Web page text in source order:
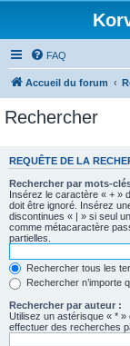
FAQ
Accueil du forum
Rechercher
REQUÊTE DE LA
Rechercher par mots-
Insérez le caractère « + »
doit être ignoré. Insérez
discontinues « | » si seul
comme métacaractère
partielles.
Rechercher tous les
Rechercher n’importe
Rechercher par auteur :
Utilisez un astérisque « *
effectuer des recherches